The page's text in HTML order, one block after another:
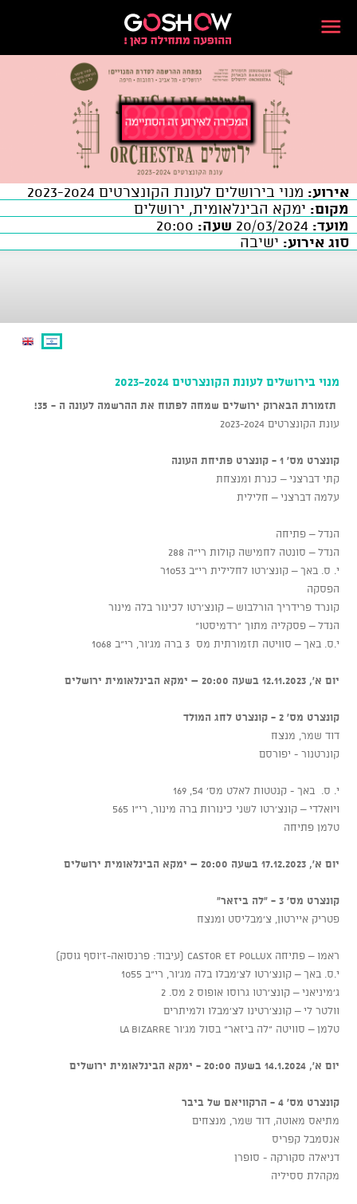
אירוע: מנוי בירושלים לעונת הקונצרטים 2023-2024
מקום: ימקא הבינלאומית, ירושלים
מועד:
שעה:
סוג אירוע: ישיבה
מנוי בירושלים לעונת הקונצרטים 2023-2024
תזמורת הבארוק ירושלים שמחה לפתוח את ההרשמה לעונה ה - 35!
עונת הקונצרטים 2023-2024
קונצרט מס' 1 - קונצרט פתיחת העונה
קתי דברצני – כנרת ומנצחת
עלמה דברצני – חלילית
הנדל – פתיחה
הנדל – סונטה לחמישה קולות רי"ה 288
י. ס. באך – קונצ'רטו לחלילית רי"ב 1053ר
הפסקה
קונרד פרידריך הורלבוש – קונצ'רטו לכינור בלה מינור
הנדל – פסקליה מתוך "רדמיסטו"
י.ס. באך – סוויטה תזמורתית מס 3 ברה מג'ור, רי"ב 1068
יום א', 12.11.2023 בשעה 20:00 – ימקא הבינלאומית ירושלים
קונצרט מס' 2 - קונצרט לחג המולד
דוד שמר, מנצח
קונרטנור - יפורסם
י. ס. באך - קנטטות לאלט מס' 54, 169
ויואלדי – קונצ'רטו לשני כינורות ברה מינור, רי"ו 565
טלמן פתיחה
יום א', 17.12.2023 בשעה 20:00 – ימקא הבינלאומית ירושלים
קונצרט מס' 3 - "לה ביזאר"
פטריק איירטון, צ'מבליסט ומנצח
ראמו – פתיחה Castor et Pollux (עיבוד: פרנסואה-ז'וסף גוסק)
י.ס. באך – קונצ'רטו לצ'מבלו בלה מג'ור, רי"ב 1055
ג'מיניאני – קונצ'רטו גרוסו אופוס 2 מס. 2
וולטר לי – קונצ'רטינו לצ'מבלו ולמיתרים
טלמן – סוויטה "לה ביזאר" בסול מג'ור LA BIZARRE
יום א', 14.1.2024 בשעה 20:00 - ימקא הבינלאומית ירושלים
קונצרט מס' 4 - הרקוויאם של ביבר
מתיאס מאוטה, דוד שמר, מנצחים
אנסמבל קפריס
דניאלה סקורקה - סופרן
מקהלת ססיליה